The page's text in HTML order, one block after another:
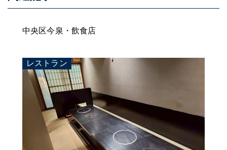
中央区今泉・飲食店
レストラン